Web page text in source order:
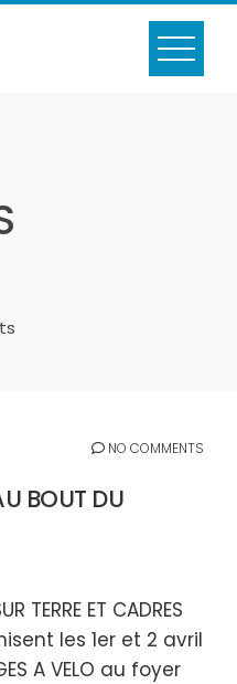
NO COMMENTS
BOUT DU
TERRE ET CADRES
les 1er et 2 avril
A VELO au foyer